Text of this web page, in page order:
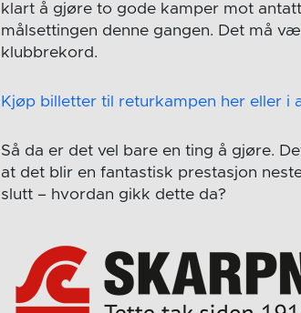
klart å gjøre to gode kamper mot
målsettingen denne gangen. Det må
klubbrekord.
Kjøp billetter til returkampen her eller i
Så da er det vel bare en ting å gjøre.
at det blir en fantastisk prestasjon
slutt – hvordan gikk dette da?